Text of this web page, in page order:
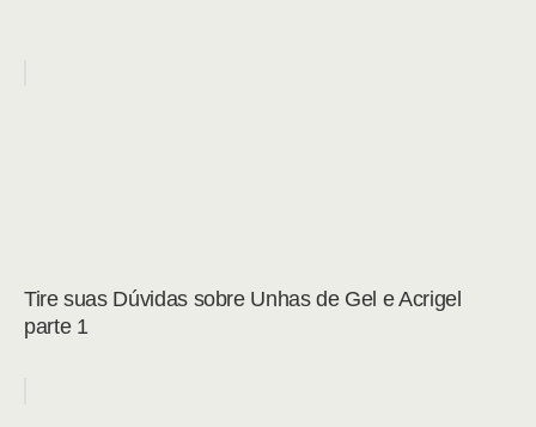
Tire suas Dúvidas sobre Unhas de Gel e Acrigel
parte 1